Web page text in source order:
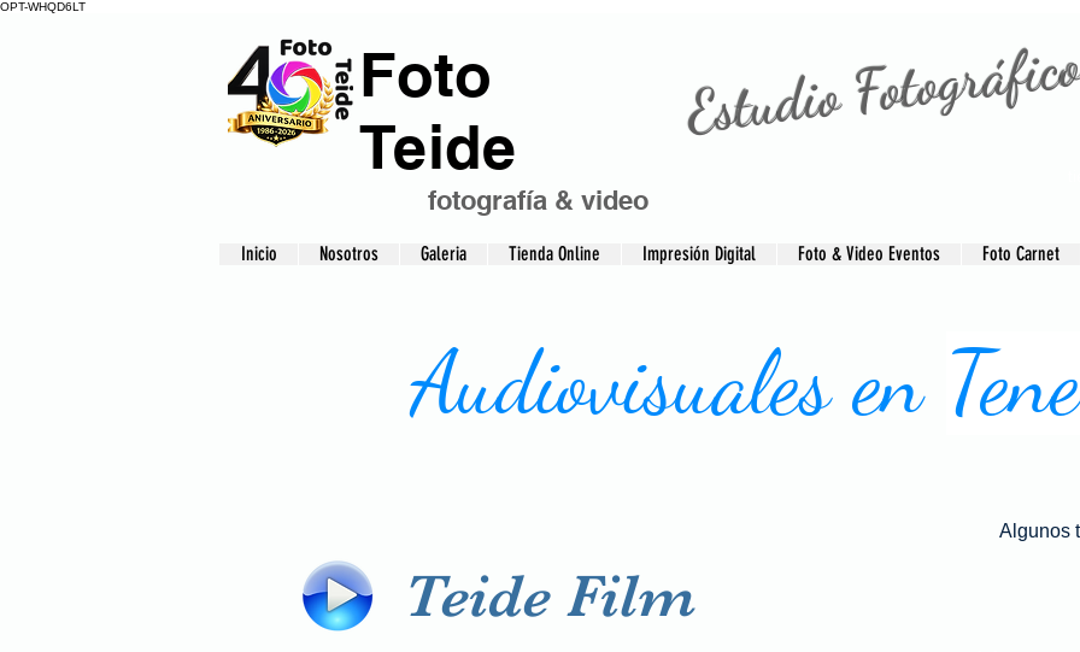
OPT-WHQD6LT
Foto
Teide
fotografía & video
Estudio
Inicio Nosotros Galeria Tienda Online Impresión Digital Foto & Video Eventos Foto Carnet
Audiovisuales en
Algunos
Teide Film